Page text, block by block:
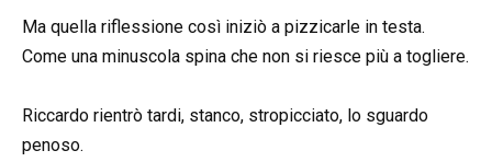
Ma quella riflessione così iniziò a pizzicarle in testa.
Come una minuscola spina che non si riesce più a togliere.
Riccardo rientrò tardi, stanco, stropicciato, lo sguardo
penoso.